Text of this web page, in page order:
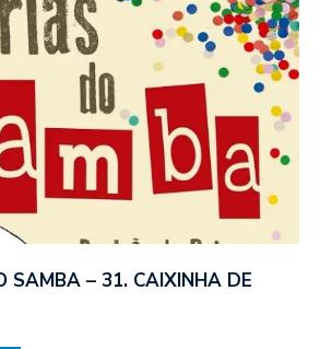
SAMBA – 31. CAIXINHA DE